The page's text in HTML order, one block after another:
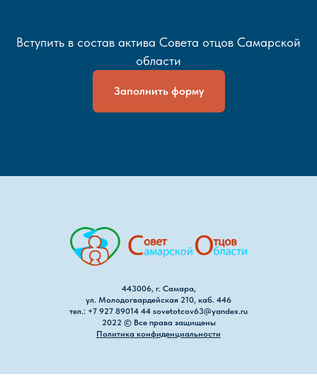
Вступить в состав актива Совета отцов Самарской
области
Заполнить форму
443006, г. Самара,
ул. Молодогвардейская 210, каб. 446
тел.: +7 927 89014 44 sovetotcov63@yandex.ru
2022 © Все права защищены
Политика конфиденциальности